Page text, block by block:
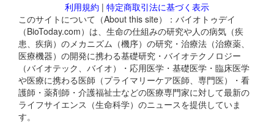
利用規約 | 特定商取引法に基づく表示
このサイトについて（About this site）：バイオトゥデイ
（BioToday.com）は、生命の仕組みの研究や人の病気（疾
患、疾病）のメカニズム（機序）の研究・治療法（治療薬、
医療機器）の開発に携わる基礎研究・バイオテクノロジー
（バイオテック、バイオ）・応用医学・基礎医学・臨床医学
や医療に携わる医師（プライマリーケア医師、専門医）・看
護師・薬剤師・介護福祉士などの医療専門家に対して最新の
ライフサイエンス（生命科学）のニュースを提供していま
す。